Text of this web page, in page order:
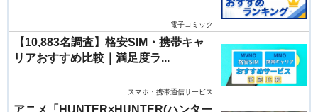
電子コミック
【10,883名調査】格安SIM・携帯キャ
リアおすすめ比較｜満足度ラ...
スマホ・携帯通信サービス
アニメ「HUNTER×HUNTER(ハンター